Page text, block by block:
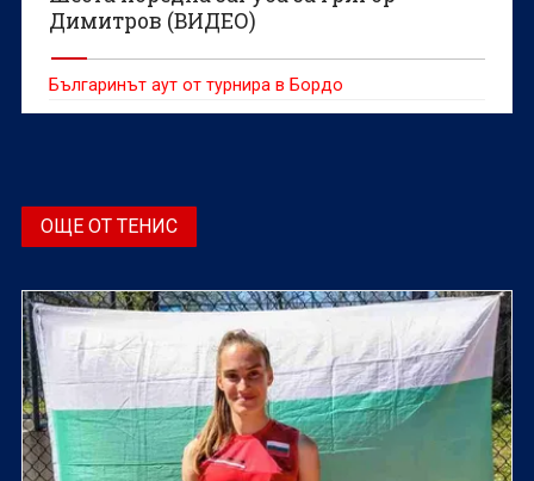
Димитров (ВИДЕО)
Българинът аут от турнира в Бордо
ОЩЕ ОТ ТЕНИС